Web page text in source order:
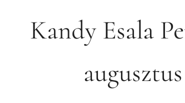
Kandy Esala
augusztus